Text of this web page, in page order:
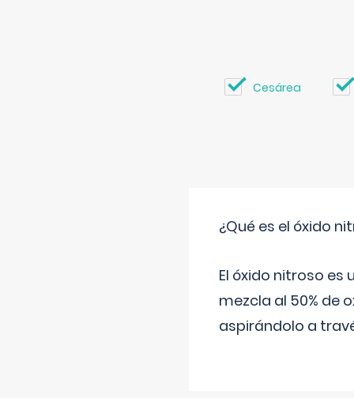
Cesárea
¿Qué es el óxido
El óxido nitroso
mezcla al 50% de
aspirándolo a